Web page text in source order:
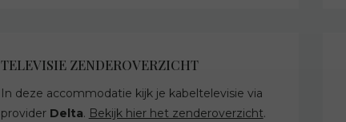
TELEVISIE ZENDEROVERZICHT
In deze accommodatie kijk je kabeltelevisie via
provider Delta. Bekijk hier het zenderoverzicht.